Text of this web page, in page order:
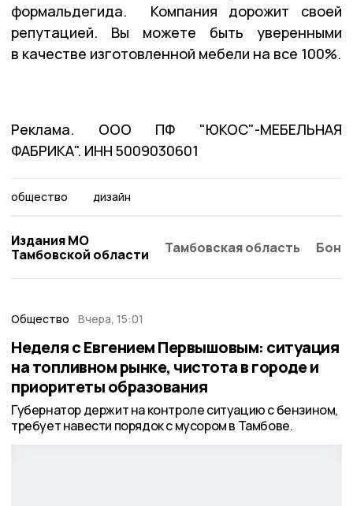
формальдегида. Компания дорожит своей
репутацией. Вы можете быть уверенными
в качестве изготовленной мебели на все 100%.
Реклама. ООО ПФ "ЮКОС"-МЕБЕЛЬНАЯ
ФАБРИКА". ИНН 5009030601
общество дизайн
Издания МО
Тамбовской области
Тамбовская область
Общество Вчера, 15:01
Неделя с Евгением Первышовым: ситуация
на топливном рынке, чистота в городе и
приоритеты образования
Губернатор держит на контроле ситуацию с бензином,
требует навести порядок с мусором в Тамбове.